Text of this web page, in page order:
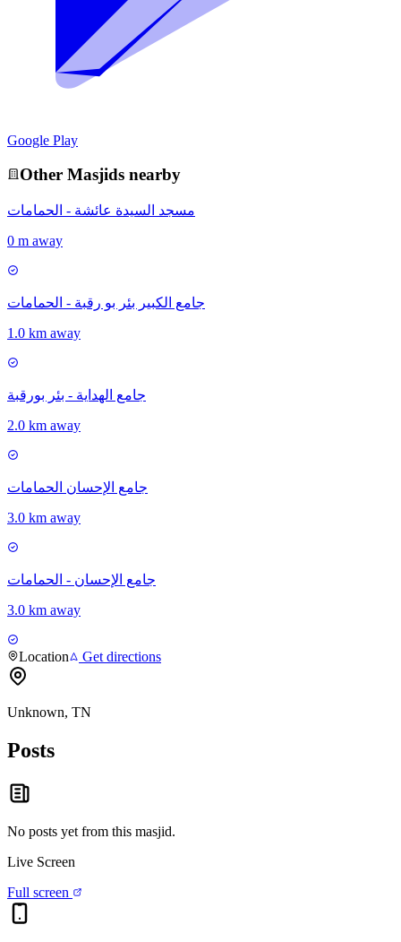
Google Play
Other Masjids nearby
مسجد السيدة عائشة - الحمامات
0 m away
جامع الكبير بئر بو رقبة - الحمامات
1.0 km away
جامع الهداية - بئر بورقبة
2.0 km away
جامع الإحسان الحمامات
3.0 km away
جامع الإحسان - الحمامات
3.0 km away
Location Get directions
Unknown, TN
Posts
No posts yet from this masjid.
Live Screen
Full screen